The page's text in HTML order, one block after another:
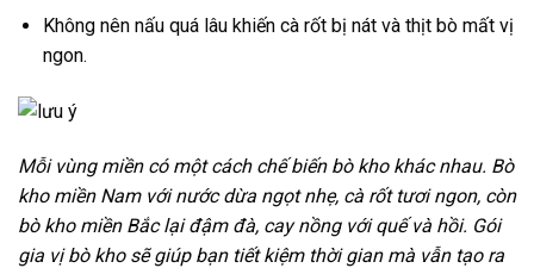
Không nên nấu quá lâu khiến cà rốt bị nát và thịt bò mất vị
ngon.
Mỗi vùng miền có một cách chế biến bò kho khác nhau. Bò
kho miền Nam với nước dừa ngọt nhẹ, cà rốt tươi ngon, còn
bò kho miền Bắc lại đậm đà, cay nồng với quế và hồi. Gói
gia vị bò kho sẽ giúp bạn tiết kiệm thời gian mà vẫn tạo ra